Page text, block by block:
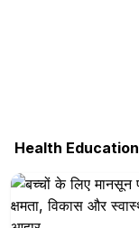
Health Education